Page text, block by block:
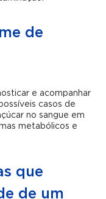
de
e acompanhar
casos de
no sangue em
metabólicos e
que
de um